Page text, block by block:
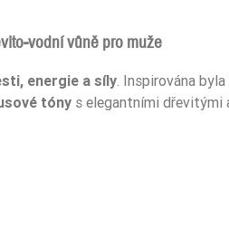
vodní vůně pro muže
energie a síly. Inspirována
tóny s elegantními dřevitými
22%